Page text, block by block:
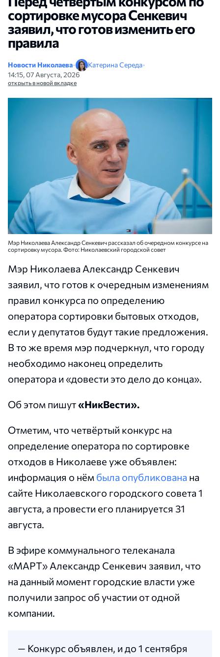
сортировке мусора Сенкевич
заявил, что готов изменить его
правила
Новости Николаева• Катерина Середа•
14:15, 07 Августа, 2026
открыть в новой вкладке
Мэр Николаева Александр Сенкевич рассказал об очередном конкурсе на
сортировку мусора. Фото: Николаевский городской совет
Мэр Николаева Александр Сенкевич
заявил, что готов к очередным изменениям
правил конкурса по определению
оператора сортировки бытовых отходов,
если у депутатов будут такие предложения.
В то же время мэр подчеркнул, что городу
необходимо наконец определить
оператора и «довести это дело до конца».
Об этом пишут«НикВести».
Отметим, что четвёртый конкурс на
определение оператора по сортировке
отходов в Николаеве уже объявлен:
информация о нём была опубликована на
сайте Николаевского городского совета 1
августа, а провести его планируется 31
августа.
В эфире коммунального телеканала
«МАРТ» Александр Сенкевич заявил, что
на данный момент городские власти уже
получили запрос об участии от одной
компании.
— Конкурс объявлен, и до 1 сентября